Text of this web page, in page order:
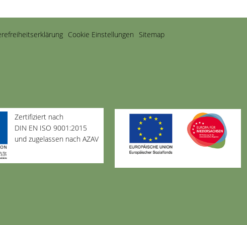
Cookie Einstellungen Sitemap
Zertifiziert nach
DIN EN ISO 9001:2015
und zugelassen nach AZAV